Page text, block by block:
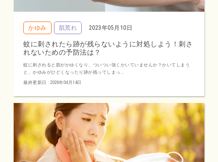
かゆみ 肌荒れ 2023年05月10日
蚊に刺されたら跡が残らないように対処しよう！刺さ
れないための予防法は？
蚊に刺されると肌がかゆくなり、ついつい強くかいていませんか？かいてしまう
と、かゆみがひどくなったり跡が残ってしまっ...
最終更新日 : 2026年04月14日